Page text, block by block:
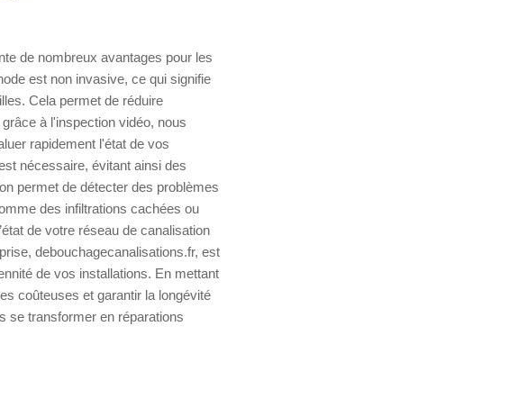
de nombreux avantages pour les
est non invasive, ce qui signifie
Cela permet de réduire
à l'inspection vidéo, nous
rapidement l'état de vos
nécessaire, évitant ainsi des
permet de détecter des problèmes
des infiltrations cachées ou
de votre réseau de canalisation
debouchagecanalisations.fr, est
de vos installations. En mettant
coûteuses et garantir la longévité
se transformer en réparations